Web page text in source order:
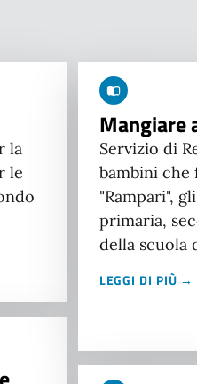
la
le
Mangiare
Servizio di
bambini
"Rampari",
primaria,
della scuola
LEGGI DI PIÙ →